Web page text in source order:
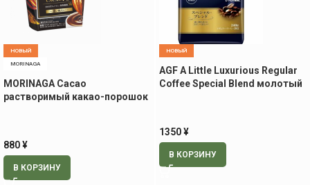
НОВЫЙ
MORINAGA
MORINAGA Cacao
растворимый какао-порошок
880¥
В КОРЗИНУ
НОВЫЙ
AGF A Little Luxurious Regular
Coffee Special Blend молотый
1350¥
В КОРЗИНУ